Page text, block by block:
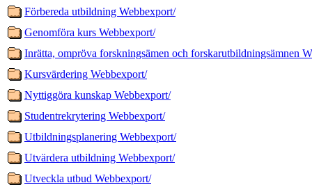
Förbereda utbildning Webbexport/
Genomföra kurs Webbexport/
Inrätta, ompröva forskningsämen och forskarutbildningsämnen
Kursvärdering Webbexport/
Nyttiggöra kunskap Webbexport/
Studentrekrytering Webbexport/
Utbildningsplanering Webbexport/
Utvärdera utbildning Webbexport/
Utveckla utbud Webbexport/